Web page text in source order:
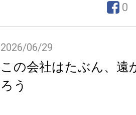
0
2026/06/29
この会社はたぶん、遠
ろう